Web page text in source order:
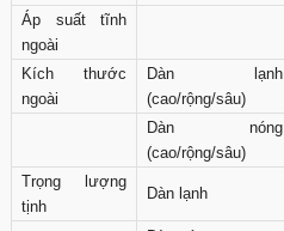
Áp suất tĩnh
ngoài
Kích thước
ngoài
Dàn lạnh
(cao/rộng/sâu)
Dàn nóng
(cao/rộng/sâu)
Trọng lượng
tịnh
Dàn lạnh